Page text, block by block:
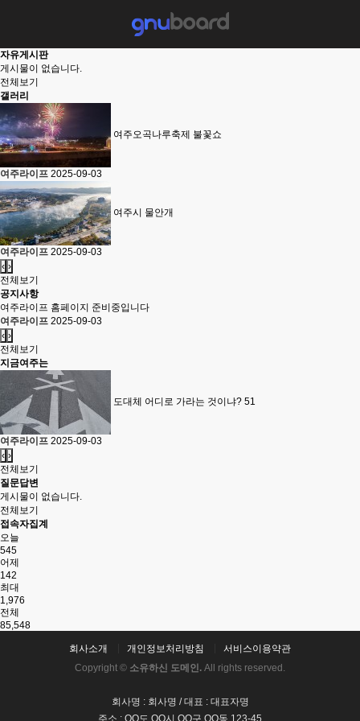
자유게시판
게시물이 없습니다.
전체보기
갤러리
여주오곡나루축제 불꽃쇼
여주라이프 2025-09-03
여주시 물안개
여주라이프 2025-09-03
‹ ›
전체보기
공지사항
여주라이프 홈페이지 준비중입니다
여주라이프 2025-09-03
‹ ›
전체보기
지금여주는
도대체 어디로 가라는 것이냐? 51
여주라이프 2025-09-03
‹ ›
전체보기
질문답변
게시물이 없습니다.
전체보기
접속자집계
오늘
545
어제
142
최대
1,976
전체
85,548
회사소개 개인정보처리방침
서비스이용약관
Copyright © 소유하신 도메인. All rights reserved.
회사명 : 회사명 / 대표 : 대표자명
주소 : OO도 OO시 OO구 OO동 123-45